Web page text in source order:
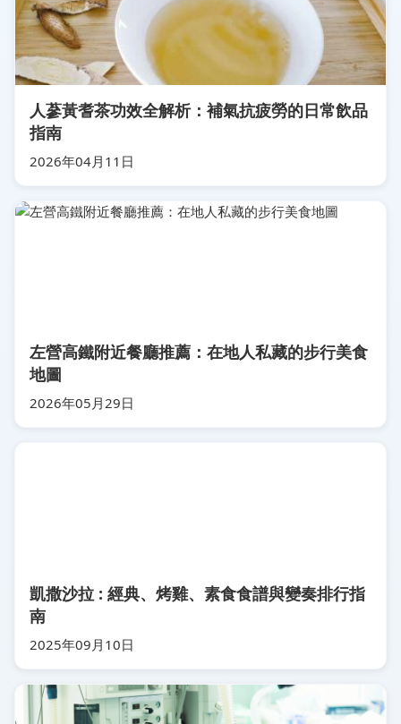
人蔘黃耆茶功效全解析：補氣抗疲勞的日常飲品
指南
2026年04月11日
左營高鐵附近餐廳推薦：在地人私藏的步行美食
地圖
2026年05月29日
凱撒沙拉 : 經典、烤雞、素食食譜與變奏排行指
南
2025年09月10日